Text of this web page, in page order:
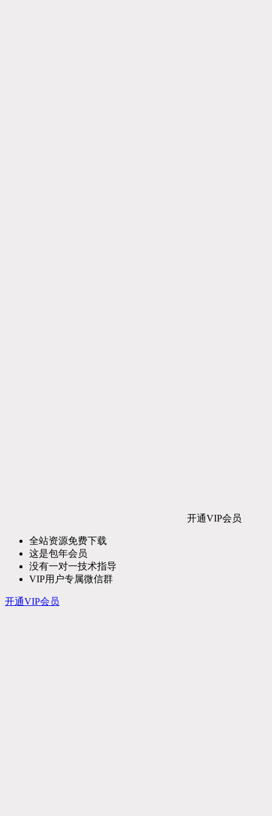
开通VIP会员
全站资源免费下载
这是包年会员
没有一对一技术指导
VIP用户专属微信群
开通VIP会员